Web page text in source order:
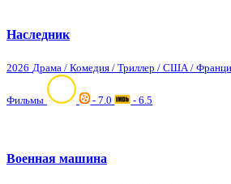
Наследник
2026 Драма / Комедия / Триллер / США /
Фильмы - 7.0 - 6.5
Военная машина